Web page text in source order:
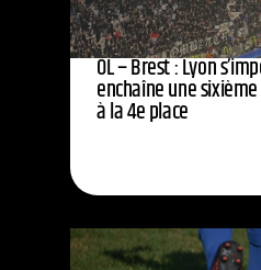
OL – Brest : Lyon
enchaîne une
à la 4e place